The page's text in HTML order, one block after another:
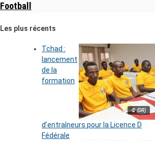
Football
Les plus récents
© (DR)
Tchad :
lancement
de la
formation
d’entraîneurs pour la Licence D
Fédérale